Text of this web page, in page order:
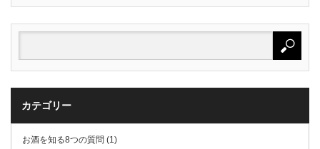
カテゴリー
お酒を知る8つの質問 (1)